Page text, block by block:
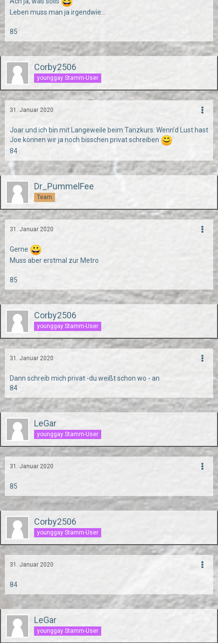
Leben muss man ja irgendwie...
85
Corby2506
younggay Stamm-User
31. Januar 2020
Joar und ich bin mit Langeweile beim Tanzkurs. Wenn’d Lust hast
Joe können wir ja noch bisschen privat schreiben
84
Dr_PummelFee
Team
31. Januar 2020
Gerne
Muss aber erstmal zur Metro
85
Corby2506
younggay Stamm-User
31. Januar 2020
Dann schreib mich privat -du weißt schon wo - an
84
LeGar
younggay Stamm-User
31. Januar 2020
85
Corby2506
younggay Stamm-User
31. Januar 2020
84
LeGar
younggay Stamm-User